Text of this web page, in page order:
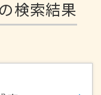
検索結果